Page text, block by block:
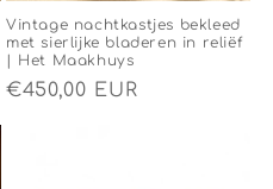
Vintage nachtkastjes bekleed
met sierlijke bladeren in reliëf
| Het Maakhuys
Normale
€450,00 EUR